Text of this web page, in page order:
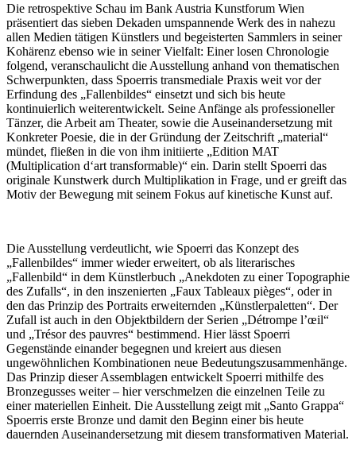
Die retrospektive Schau im Bank Austria Kunstforum Wien
präsentiert das sieben Dekaden umspannende Werk des in nahezu
allen Medien tätigen Künstlers und begeisterten Sammlers in seiner
Kohärenz ebenso wie in seiner Vielfalt: Einer losen Chronologie
folgend, veranschaulicht die Ausstellung anhand von thematischen
Schwerpunkten, dass Spoerris transmediale Praxis weit vor der
Erfindung des „Fallenbildes“ einsetzt und sich bis heute
kontinuierlich weiterentwickelt. Seine Anfänge als professioneller
Tänzer, die Arbeit am Theater, sowie die Auseinandersetzung mit
Konkreter Poesie, die in der Gründung der Zeitschrift „material“
mündet, fließen in die von ihm initiierte „Edition MAT
(Multiplication d‘art transformable)“ ein. Darin stellt Spoerri das
originale Kunstwerk durch Multiplikation in Frage, und er greift das
Motiv der Bewegung mit seinem Fokus auf kinetische Kunst auf.
Die Ausstellung verdeutlicht, wie Spoerri das Konzept des
„Fallenbildes“ immer wieder erweitert, ob als literarisches
„Fallenbild“ in dem Künstlerbuch „Anekdoten zu einer Topographie
des Zufalls“, in den inszenierten „Faux Tableaux pièges“, oder in
den das Prinzip des Portraits erweiternden „Künstlerpaletten“. Der
Zufall ist auch in den Objektbildern der Serien „Détrompe l’œil“
und „Trésor des pauvres“ bestimmend. Hier lässt Spoerri
Gegenstände einander begegnen und kreiert aus diesen
ungewöhnlichen Kombinationen neue Bedeutungszusammenhänge.
Das Prinzip dieser Assemblagen entwickelt Spoerri mithilfe des
Bronzegusses weiter – hier verschmelzen die einzelnen Teile zu
einer materiellen Einheit. Die Ausstellung zeigt mit „Santo Grappa“
Spoerris erste Bronze und damit den Beginn einer bis heute
dauernden Auseinandersetzung mit diesem transformativen Material.